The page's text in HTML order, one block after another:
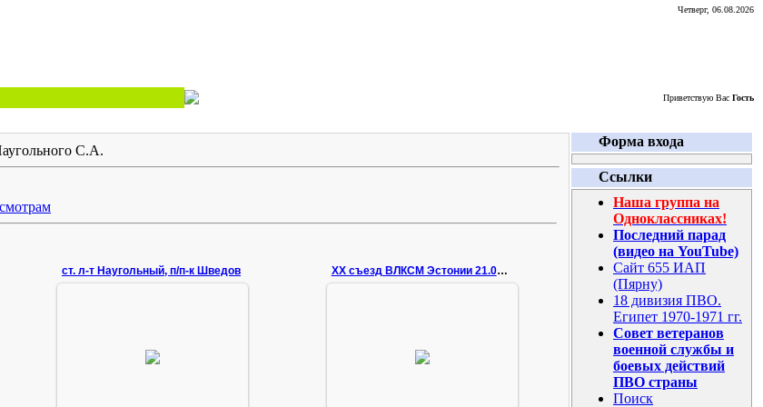
Четверг, 06.08.2026
Приветствую Вас Гость
С.А.
ст. л-т Наугольный, п/п-к Шведов XX съезд ВЛКСМ Эстонии 21.02.87
Я крайний справа
Форма входа
Ссылки
Наша группа на
Одноклассниках!
Последний парад
(видео на YouTube)
Сайт 655 ИАП
(Пярну)
18 дивизия ПВО.
Египет 1970-1971 гг.
Совет ветеранов
военной службы и
боевых действий
ПВО страны
Поиск